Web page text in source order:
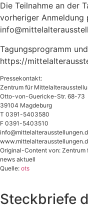
Die Teilnahme an der
vorheriger Anmeldung
Tagungsprogramm
https://
Pressekontakt:
Zentrum für
Otto-von-Guericke-Str. 68-73
39104 Magdeburg
T 0391-5403580
F 0391-5403510
Original-Content von:
news aktuell
Quelle: ots
Steckbriefe